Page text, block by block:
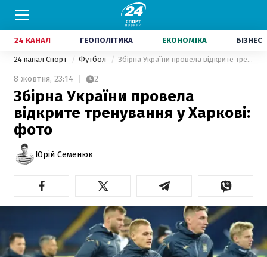
24 КАНАЛ ГЕОПОЛІТИКА ЕКОНОМІКА БІЗНЕС
24 канал Спорт Футбол Збірна України провела відкрите тренування у Харкові: фото
8 жовтня, 23:14 2
Збірна України провела
відкрите тренування у Харкові:
фото
Юрій Семенюк